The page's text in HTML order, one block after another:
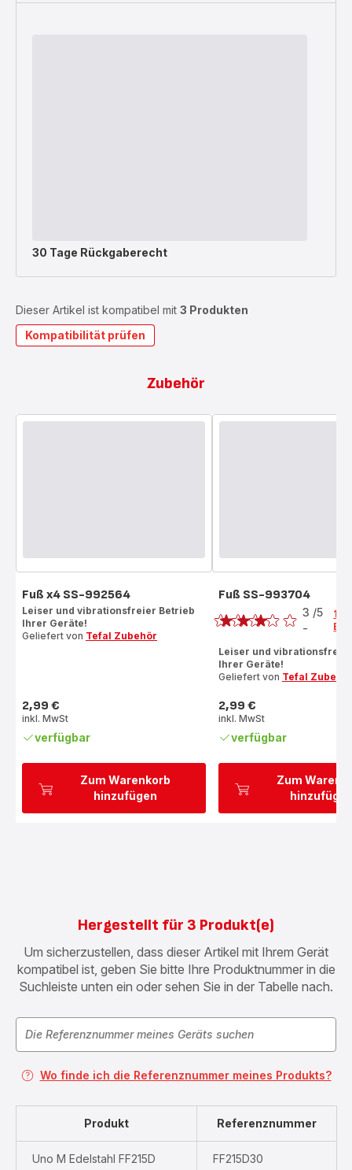
30 Tage Rückgaberecht
Dieser Artikel ist kompatibel mit 3 Produkten
Kompatibilität prüfen
Zubehör
Zum Warenkorb
hinzufügen
Fuß x4 SS-992564
Leiser und vibrationsfreier Betrieb
Ihrer Geräte!
Geliefert von Tefal Zubehör
Preis
2,99 €
inkl. MwSt
verfügbar
Zum
Fuß SS-993704
Bewertung
mit
3
Sternen
3 /5
-
1
Leiser und
Ihrer Geräte!
Geliefert von Tefal
Preis
2,99 €
inkl. MwSt
verfügbar
Hergestellt für 3 Produkt(e)
Um sicherzustellen, dass dieser Artikel mit Ihrem Gerät
kompatibel ist, geben Sie bitte Ihre Produktnummer in die
Suchleiste unten ein oder sehen Sie in der Tabelle nach.
Wo finde ich die Referenznummer meines Produkts?
Produkt Referenznummer
Uno M Edelstahl FF215D FF215D30